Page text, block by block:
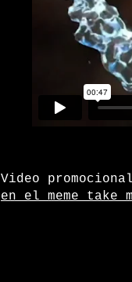
Video
en el meme take